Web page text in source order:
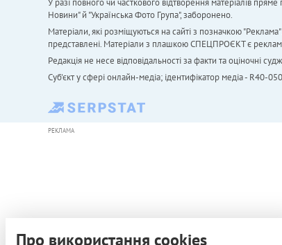
У разі повного чи часткового відтворення матеріалів
Новини" й "Українська Фото Група", заборонено.
Матеріали, які розміщуються на сайті з позначкою
представлені. Матеріали з плашкою СПЕЦПРОЄКТ є
Редакція не несе відповідальності за факти та оціночні
Cуб'єкт у сфері онлайн-медіа; ідентифікатор медіа - R40-
РЕКЛАМА
Про використання cookies